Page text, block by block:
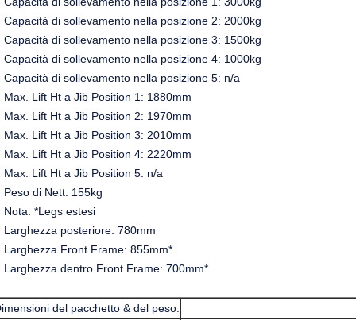
Capacità di sollevamento nella posizione 2: 2000kg
Capacità di sollevamento nella posizione 3: 1500kg
Capacità di sollevamento nella posizione 4: 1000kg
Capacità di sollevamento nella posizione 5: n/a
Max. Lift Ht a Jib Position 1: 1880mm
Max. Lift Ht a Jib Position 2: 1970mm
Max. Lift Ht a Jib Position 3: 2010mm
Max. Lift Ht a Jib Position 4: 2220mm
Max. Lift Ht a Jib Position 5: n/a
Peso di Nett: 155kg
Nota: *Legs estesi
Larghezza posteriore: 780mm
Larghezza Front Frame: 855mm*
Larghezza dentro Front Frame: 700mm*
del pacchetto & del peso: